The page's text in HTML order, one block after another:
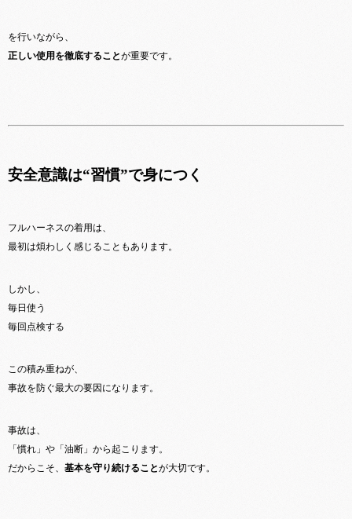
を行いながら、
正しい使用を徹底することが重要です。
安全意識は“習慣”で身につく
フルハーネスの着用は、
最初は煩わしく感じることもあります。
しかし、
毎日使う
毎回点検する
この積み重ねが、
事故を防ぐ最大の要因になります。
事故は、
「慣れ」や「油断」から起こります。
だからこそ、 基本を守り続けることが大切です。